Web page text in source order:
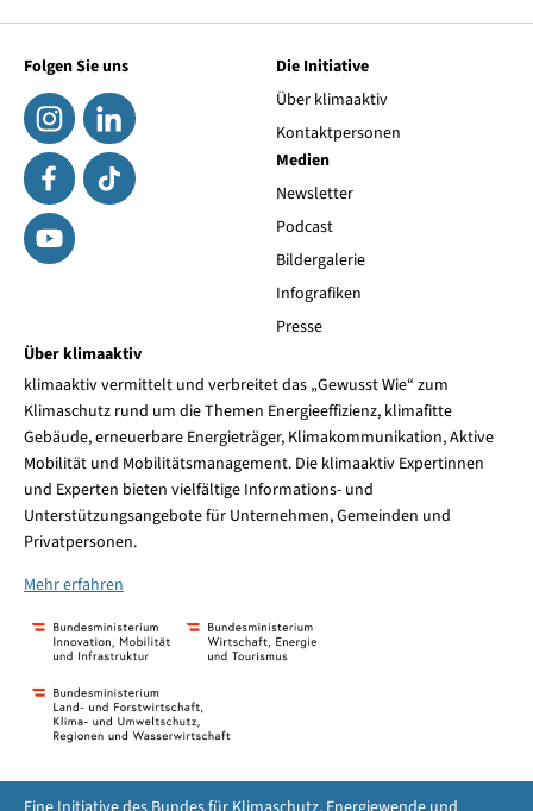
Folgen Sie uns
Die Initiative
Über klimaaktiv
Kontaktpersonen
Medien
Newsletter
Podcast
Bildergalerie
Infografiken
Presse
Über klimaaktiv
klimaaktiv vermittelt und verbreitet das „Gewusst Wie“ zum
Klimaschutz rund um die Themen Energieeffizienz, klimafitte
Gebäude, erneuerbare Energieträger, Klimakommunikation, Aktive
Mobilität und Mobilitätsmanagement. Die klimaaktiv Expertinnen
und Experten bieten vielfältige Informations- und
Unterstützungsangebote für Unternehmen, Gemeinden und
Privatpersonen.
Mehr erfahren